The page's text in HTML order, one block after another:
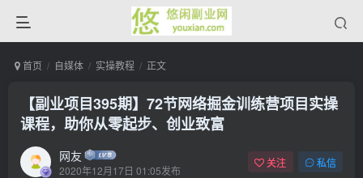
首页 自媒体 实操教程 正文
【副业项目395期】72节网络掘金训练营项目实操
课程，助你从零起步、创业致富
网友
2020年12月17日 01:05发布
关注 私信